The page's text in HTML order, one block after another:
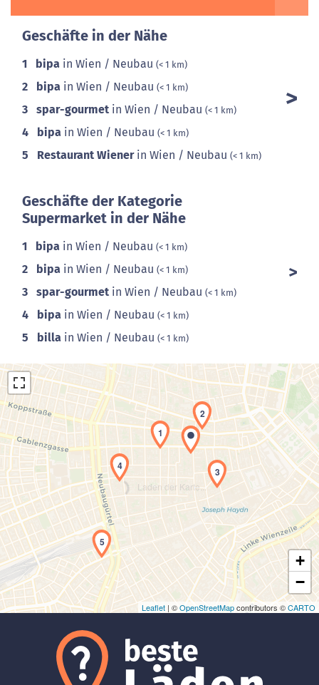
Geschäfte in der Nähe
1 bipa in Wien / Neubau (< 1 km)
2 bipa in Wien / Neubau (< 1 km)
3 spar-gourmet in Wien / Neubau (< 1 km)
4 bipa in Wien / Neubau (< 1 km)
5 Restaurant Wienerin Wien / Neubau (< 1 km)
Geschäfte der Kategorie
Supermarket in der Nähe
1 bipa in Wien / Neubau (< 1 km)
2 bipa in Wien / Neubau (< 1 km)
3 spar-gourmet in Wien / Neubau (< 1 km)
4 bipa in Wien / Neubau (< 1 km)
5 billa in Wien / Neubau (< 1 km)
Laden der Karte...
1
2
3
4
5
+
−
Leaflet | ©OpenStreetMapcontributors ©CARTO